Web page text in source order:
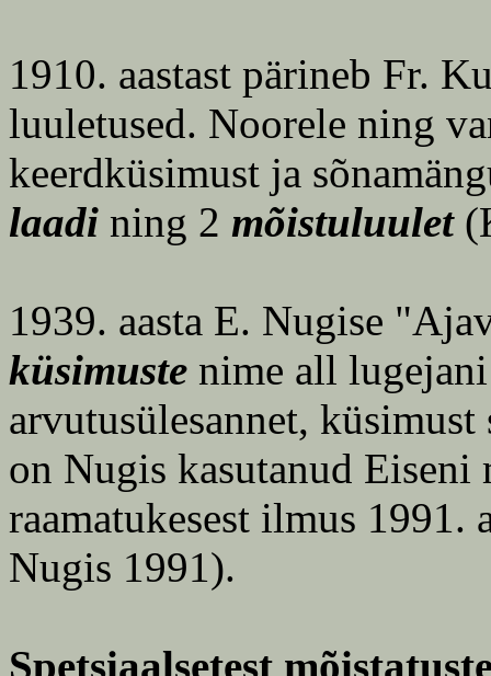
1910. aastast pärineb Fr.
luuletused. Noorele ning
keerdküsimust ja
laadi ning 2 mõistuluulet
1939. aasta E. Nugise
küsimuste nime all
arvutusülesannet,
on Nugis kasutanud Eiseni
raamatukesest ilmus
Nugis 1991).
Spetsiaalsetest